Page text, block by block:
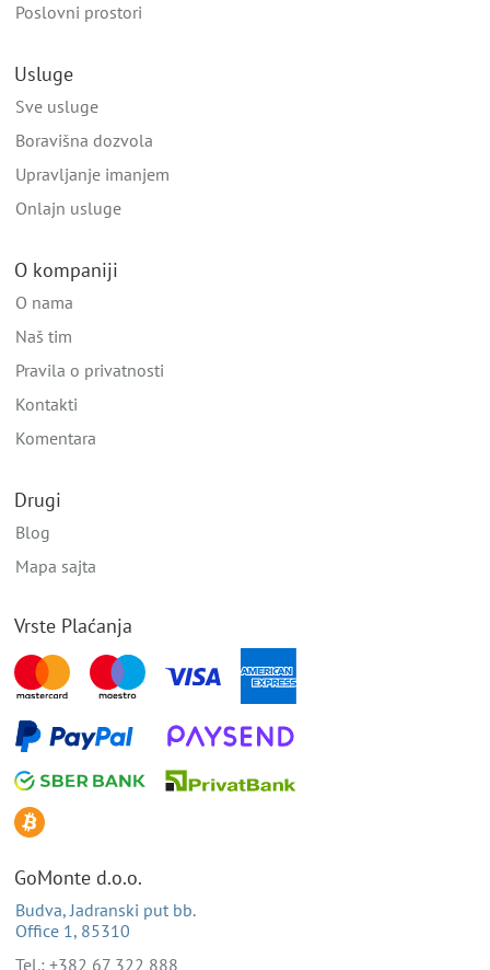
Poslovni prostori
Usluge
Sve usluge
Boravišna dozvola
Upravljanje imanjem
Onlajn usluge
O kompaniji
O nama
Naš tim
Pravila o privatnosti
Kontakti
Komentara
Drugi
Blog
Mapa sajta
Vrste Plaćanja
GoMonte d.o.o.
Budva, Jadranski put bb.
Office 1, 85310
Tel.: +382 67 322 888